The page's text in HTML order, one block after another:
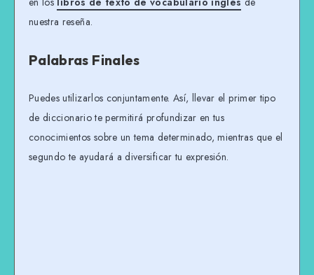
nuestra reseña.
Palabras Finales
Puedes utilizarlos conjuntamente. Así, llevar el primer tipo
de diccionario te permitirá profundizar en tus
conocimientos sobre un tema determinado, mientras que el
segundo te ayudará a diversificar tu expresión.